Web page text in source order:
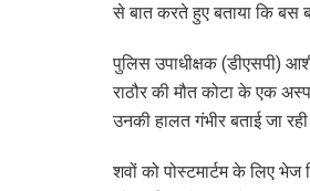
से बात करते हुए बताया कि बस
पुलिस उपाधीक्षक (डीएसपी)
राठौर की मौत कोटा के एक
उनकी हालत गंभीर बताई जा
शवों को पोस्टमार्टम के लिए